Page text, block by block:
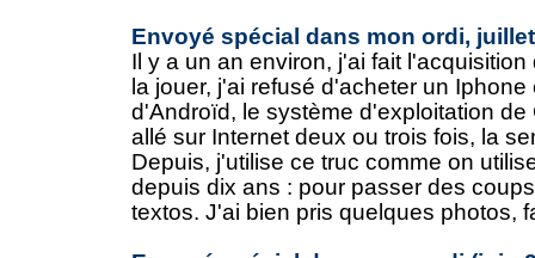
Envoyé spécial dans mon ordi,
Il y a un an environ, j'ai fait
la jouer, j'ai refusé d'acheter un
d'Androïd, le système d'exploitation
allé sur Internet deux ou trois fois, la
Depuis, j'utilise ce truc comme on
depuis dix ans : pour passer des
textos. J'ai bien pris quelques photos,